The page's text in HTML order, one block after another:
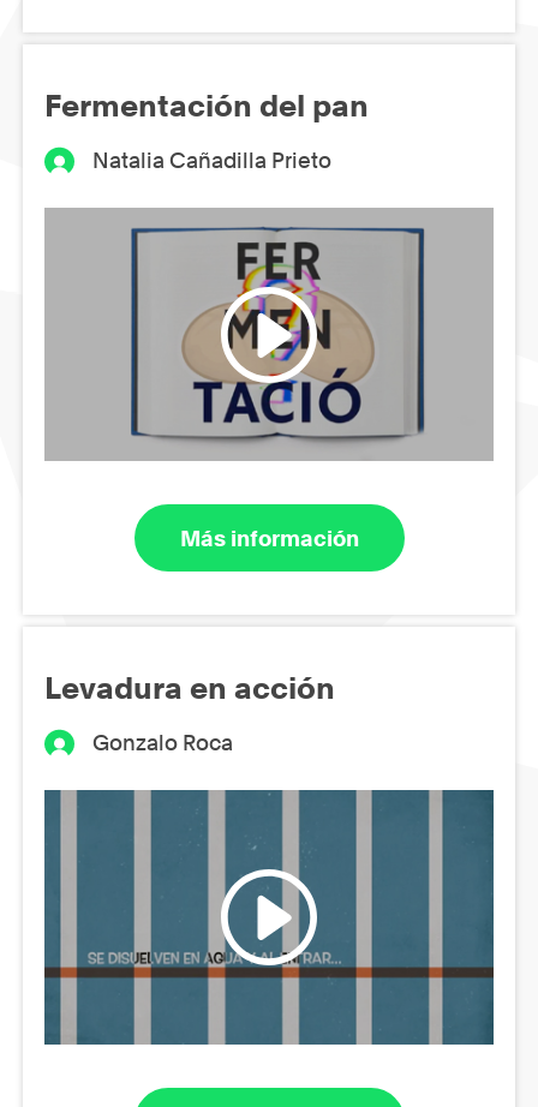
Fermentación del pan
Natalia Cañadilla Prieto
Más información
Levadura en acción
Gonzalo Roca